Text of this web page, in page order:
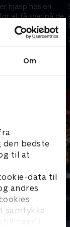
Om
bedste
til at
data til
andres
samtykke
i
hjælp hos en
at få svar på de
på træerne.
2023 • 23 min
Syng det!
Børne-